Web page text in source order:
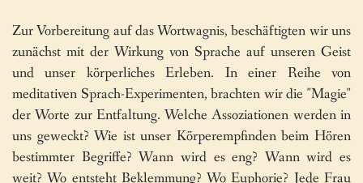
Zur Vorbereitung auf das Wortwagnis, beschäftigten wir uns
zunächst mit der Wirkung von Sprache auf unseren Geist
und unser körperliches Erleben. In einer Reihe von
meditativen Sprach-Experimenten, brachten wir die "Magie"
der Worte zur Entfaltung. Welche Assoziationen werden in
uns geweckt? Wie ist unser Körperempfinden beim Hören
bestimmter Begriffe? Wann wird es eng? Wann wird es
weit? Wo entsteht Beklemmung? Wo Euphorie? Jede Frau